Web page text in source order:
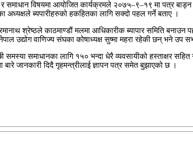
समाधान विषयमा आयोजित कार्यक्रमले २०७५–९–१९ मा पत्र
अध्यक्षले ब्यपारीहरुको हकहितका लागि सक्दो पहल गर्ने बताए ।
श्रेष्ठले काठमाण्डौं मलमा आधिकारीक ब्यापार समिति बनाउन
उद्योग वाणिज्य संघका कोषाध्यक्ष सुष्मा महरा रहेकी छन् भने
समाधानका लागि १५० भन्दा धेरै व्यवसायीको हस्ताक्षर
बारे जानकारी दिदै गृहमन्त्रीलाई ज्ञापन पत्र समेत बुझाएको छ ।